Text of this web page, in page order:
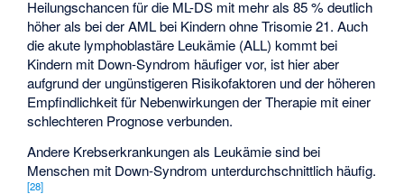
Heilungschancen für die ML-DS mit mehr als 85 % deutlich
höher als bei der AML bei Kindern ohne Trisomie 21. Auch
die akute lymphoblastäre Leukämie (ALL) kommt bei
Kindern mit Down-Syndrom häufiger vor, ist hier aber
aufgrund der ungünstigeren Risikofaktoren und der höheren
Empfindlichkeit für Nebenwirkungen der Therapie mit einer
schlechteren Prognose verbunden.
Andere Krebserkrankungen als Leukämie sind bei
Menschen mit Down-Syndrom unterdurchschnittlich häufig.
[28]